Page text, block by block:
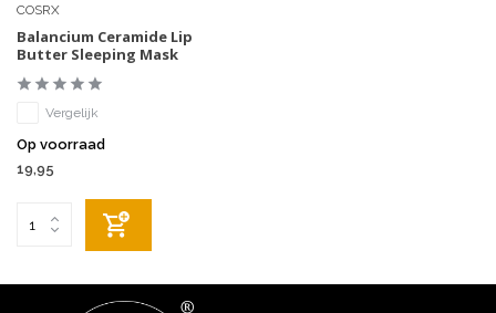
COSRX
Balancium Ceramide Lip
Butter Sleeping Mask
Vergelijk
Op voorraad
19,95